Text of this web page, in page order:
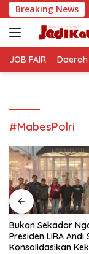
Langsung
ke
konten
Breaking News
Bukan
JOB FAIR Daerah
#MabesPolri
Bukan Sekadar
Presiden LIRA
Konsolidasikan